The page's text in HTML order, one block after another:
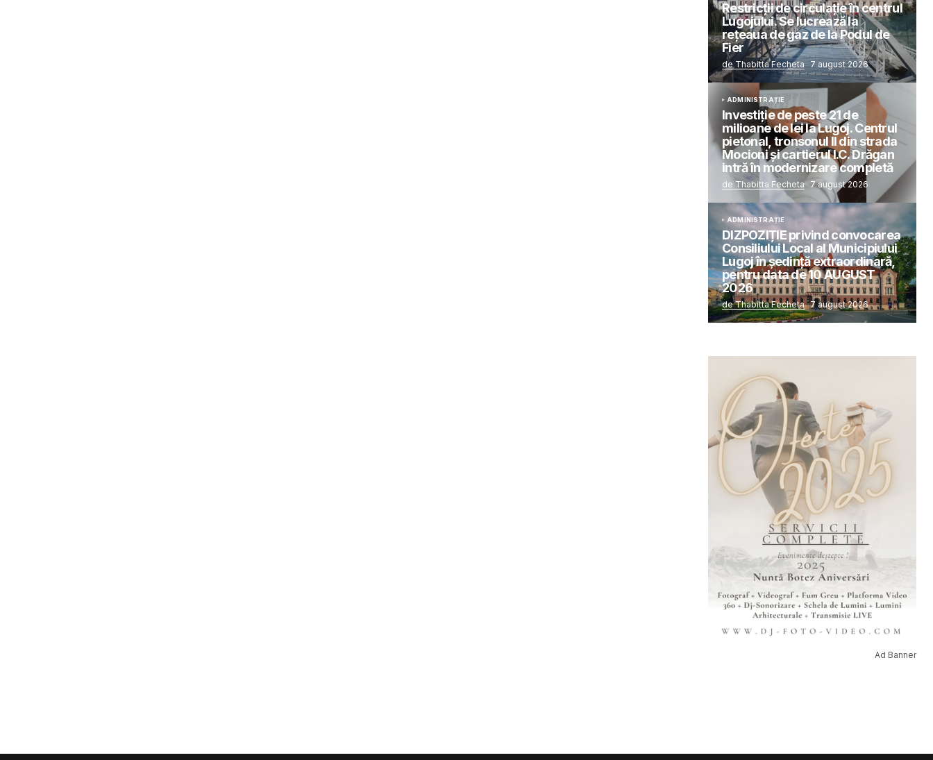
Restricții de circulație în centrul
Lugojului. Se lucrează la
rețeaua de gaz de la Podul de
Fier
de Thabitta Fecheta 7 august 2026
ADMINISTRAȚIE
Investiție de peste 21 de
milioane de lei la Lugoj. Centrul
pietonal, tronsonul II din strada
Mocioni și cartierul I.C. Drăgan
intră în modernizare completă
de Thabitta Fecheta 7 august 2026
ADMINISTRAȚIE
DIZPOZIȚIE privind convocarea
Consiliului Local al Municipiului
Lugoj în şedinţă extraordinară,
pentru data de 10 AUGUST
2026
de Thabitta Fecheta 7 august 2026
Ad Banner